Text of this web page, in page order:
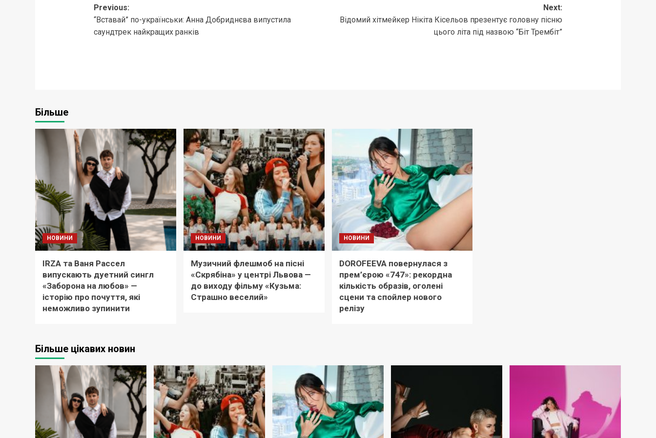
Post
navigation
Previous:
“Вставай” по-українськи: Анна Добриднєва випустила
саундтрек найкращих ранків
Next:
Відомий хітмейкер Нікіта Кісельов презентує головну пісню
цього літа під назвою “Біт Трембіт”
Більше
НОВИНИ
IRZA та Ваня Рассел
випускають дуетний сингл
«Заборона на любов» —
історію про почуття, які
неможливо зупинити
НОВИНИ
Музичний флешмоб на пісні
«Скрябіна» у центрі Львова —
до виходу фільму «Кузьма:
Страшно веселий»
НОВИНИ
DOROFEEVA повернулася з
прем’єрою «747»: рекордна
кількість образів, оголені
сцени та спойлер нового
релізу
Більше цікавих новин